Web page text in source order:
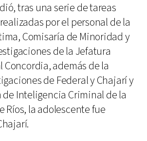
tras una serie de tareas
por el personal de la
Comisaría de Minoridad y
de la Jefatura
además de la
de Federal y Chajarí y
Inteligencia Criminal de la
Ríos, la adolescente fue